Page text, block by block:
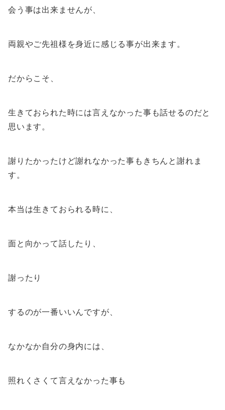
会う事は出来ませんが、
両親やご先祖様を身近に感じる事が出来ます。
だからこそ、
生きておられた時には言えなかった事も話せるのだと
思います。
謝りたかったけど謝れなかった事もきちんと謝れま
す。
本当は生きておられる時に、
面と向かって話したり、
謝ったり
するのが一番いいんですが、
なかなか自分の身内には、
照れくさくて言えなかった事も